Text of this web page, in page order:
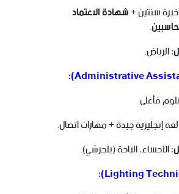
خبرة سنتين +شهادة الاعتماد
.
الرياض.
فأعلى.
لغة إنجليزية جيدة + مهارات اتصال.
الأحساء، الباحة (بلجرشي).